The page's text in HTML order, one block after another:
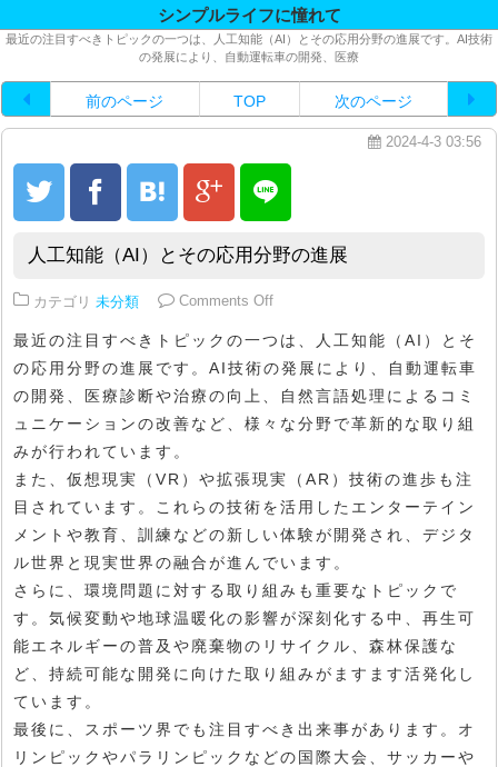
シンプルライフに憧れて
最近の注目すべきトピックの一つは、人工知能（AI）とその応用分野の進展です。AI技術
の発展により、自動運転車の開発、医療
前のページ TOP 次のページ
2024-4-3 03:56
人工知能（AI）とその応用分野の進展
カテゴリ 未分類 Comments Offon 人工知能（AI）とその応用分野
最近の注目すべきトピックの一つは、人工知能（AI）とそ
の応用分野の進展です。AI技術の発展により、自動運転車
の開発、医療診断や治療の向上、自然言語処理によるコミ
ュニケーションの改善など、様々な分野で革新的な取り組
みが行われています。
また、仮想現実（VR）や拡張現実（AR）技術の進歩も注
目されています。これらの技術を活用したエンターテイン
メントや教育、訓練などの新しい体験が開発され、デジタ
ル世界と現実世界の融合が進んでいます。
さらに、環境問題に対する取り組みも重要なトピックで
す。気候変動や地球温暖化の影響が深刻化する中、再生可
能エネルギーの普及や廃棄物のリサイクル、森林保護な
ど、持続可能な開発に向けた取り組みがますます活発化し
ています。
最後に、スポーツ界でも注目すべき出来事があります。オ
リンピックやパラリンピックなどの国際大会、サッカーや